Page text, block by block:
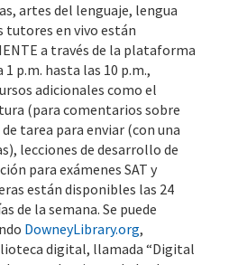
artes del lenguaje, lengua
tutores en vivo están
a través de la plataforma
p.m. hasta las 10 p.m.,
adicionales como el
(para comentarios sobre
tarea para enviar (con una
lecciones de desarrollo de
para exámenes SAT y
están disponibles las 24
de la semana. Se puede
DowneyLibrary.org,
digital, llamada “Digital